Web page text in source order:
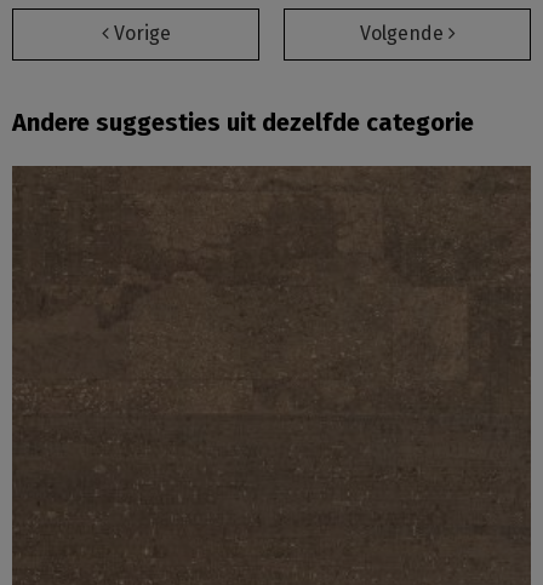
Vorige Volgende
Andere suggesties uit dezelfde categorie